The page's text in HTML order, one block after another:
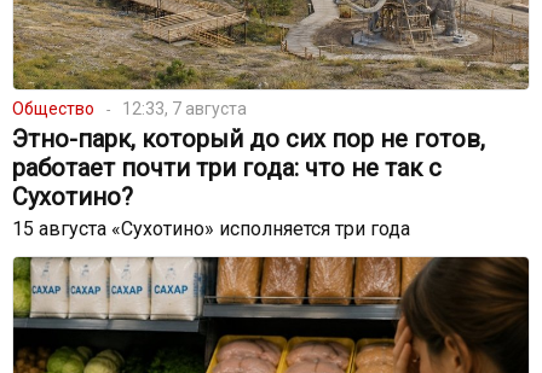
Общество 12:33, 7 августа
Этно-парк, который до сих пор не готов,
работает почти три года: что не так с
Сухотино?
15 августа «Сухотино» исполняется три года